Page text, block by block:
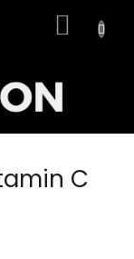
KOŠÍK
C